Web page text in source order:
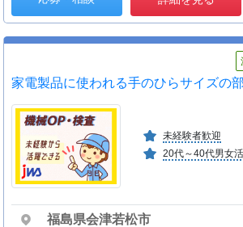
家電製品に使われる手のひらサイズの
未経験者歓迎
20代～40代男女活
福島県会津若松市